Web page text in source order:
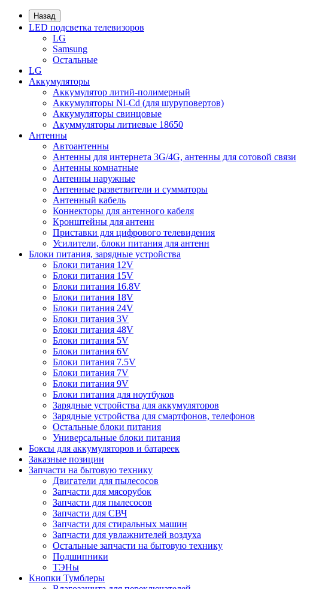
Назад
LED подсветка телевизоров
LG
Samsung
Остальные
LG
Аккумуляторы
Аккумулятор литий-полимерный
Аккумуляторы Ni-Cd (для шуруповертов)
Аккумуляторы свинцовые
Акуммуляторы литиевые 18650
Антенны
Автоантенны
Антенны для интернета 3G/4G, антенны для сотовой связи
Антенны комнатные
Антенны наружные
Антенные разветвители и сумматоры
Антенный кабель
Коннекторы для антенного кабеля
Кронштейны для антенн
Приставки для цифрового телевидения
Усилители, блоки питания для антенн
Блоки питания, зарядные устройства
Блоки питания 12V
Блоки питания 15V
Блоки питания 16.8V
Блоки питания 18V
Блоки питания 24V
Блоки питания 3V
Блоки питания 48V
Блоки питания 5V
Блоки питания 6V
Блоки питания 7.5V
Блоки питания 7V
Блоки питания 9V
Блоки питания для ноутбуков
Зарядные устройства для аккумуляторов
Зарядные устройства для смартфонов, телефонов
Остальные блоки питания
Универсальные блоки питания
Боксы для аккумуляторов и батареек
Заказные позиции
Запчасти на бытовую технику
Двигатели для пылесосов
Запчасти для мясорубок
Запчасти для пылесосов
Запчасти для СВЧ
Запчасти для стиральных машин
Запчасти для увлажнителей воздуха
Остальные запчасти на бытовую технику
Подшипники
ТЭНы
Кнопки Тумблеры